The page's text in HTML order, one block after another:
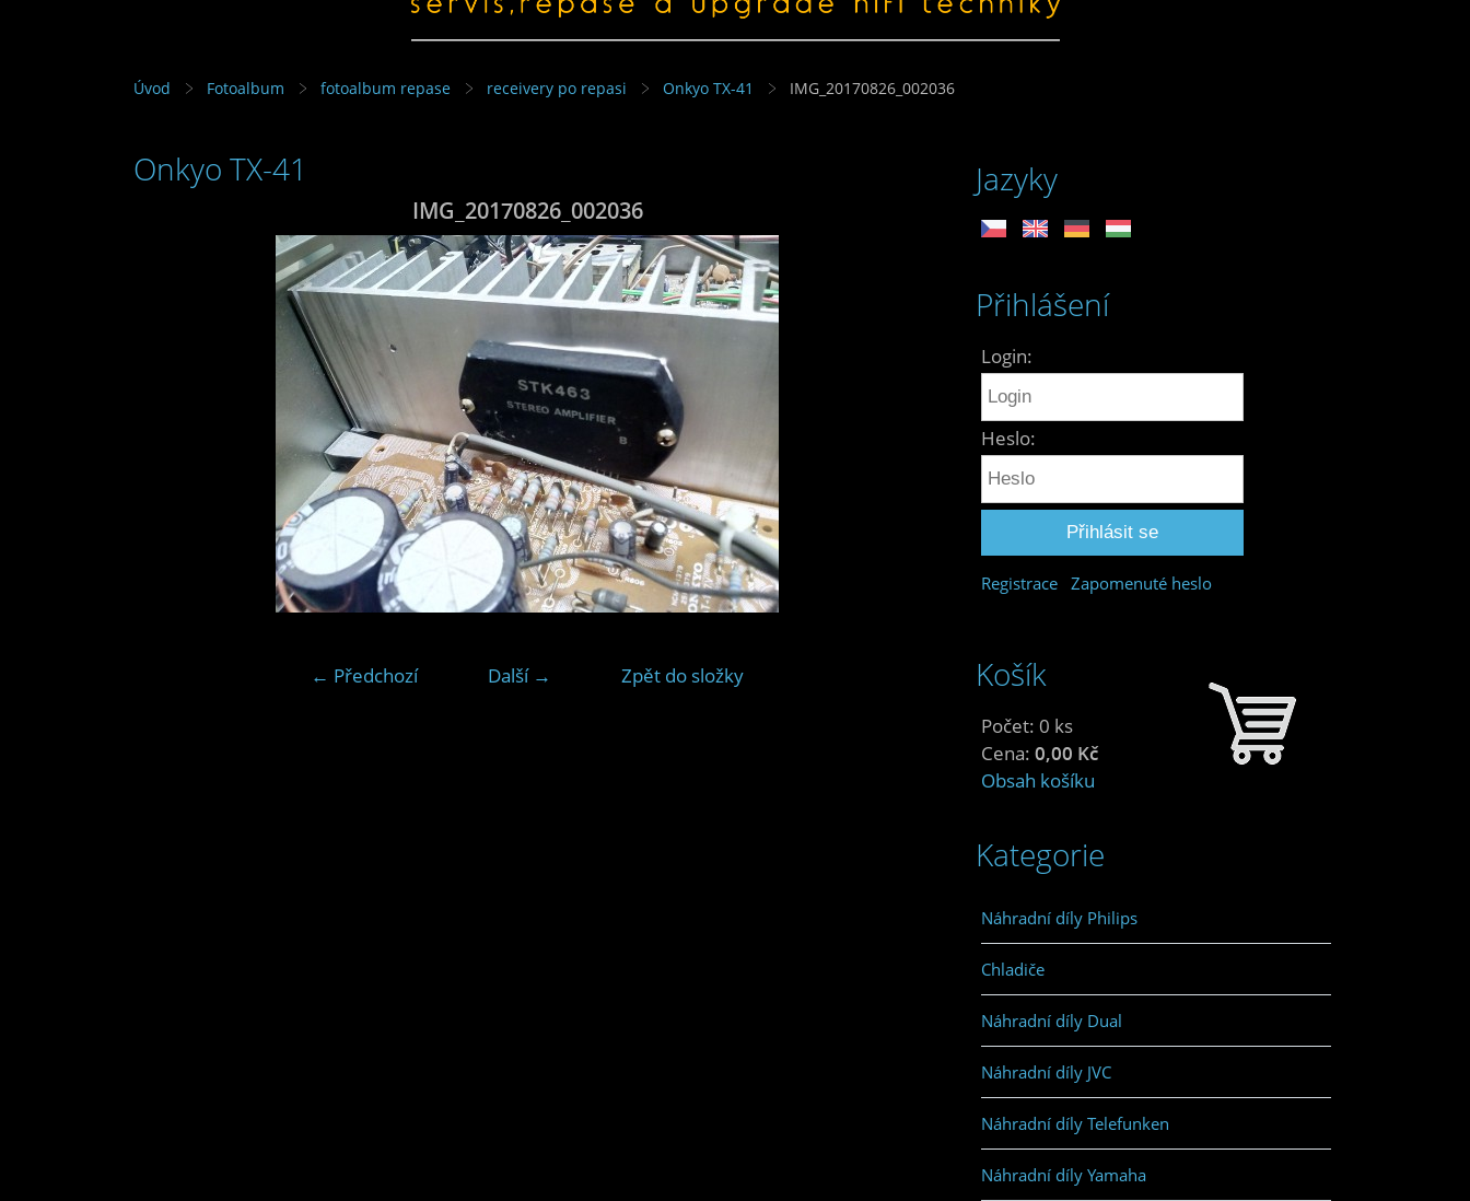
Úvod Fotoalbum fotoalbum repase receivery po repasi Onkyo TX-41 IMG_20170826_002036
Onkyo TX-41
IMG_20170826_002036
← Předchozí Další → Zpět do složky
Jazyky
Přihlášení
Login:
Heslo:
Registrace Zapomenuté heslo
Košík
Počet: 0 ks
Cena: 0,00 Kč
Obsah košíku
Kategorie
Náhradní díly Philips
Chladiče
Náhradní díly Dual
Náhradní díly JVC
Náhradní díly Telefunken
Náhradní díly Yamaha